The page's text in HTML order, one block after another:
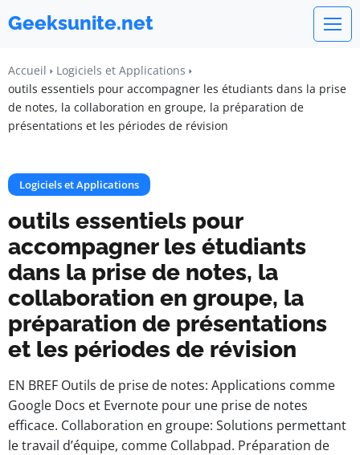
Geeksunite.net
Accueil
Logiciels et Applications
outils essentiels pour accompagner les étudiants dans la prise
de notes, la collaboration en groupe, la préparation de
présentations et les périodes de révision
Logiciels et Applications
outils essentiels pour
accompagner les étudiants
dans la prise de notes, la
collaboration en groupe, la
préparation de présentations
et les périodes de révision
EN BREF Outils de prise de notes: Applications comme
Google Docs et Evernote pour une prise de notes
efficace. Collaboration en groupe: Solutions permettant
le travail d’équipe, comme Collabpad. Préparation de